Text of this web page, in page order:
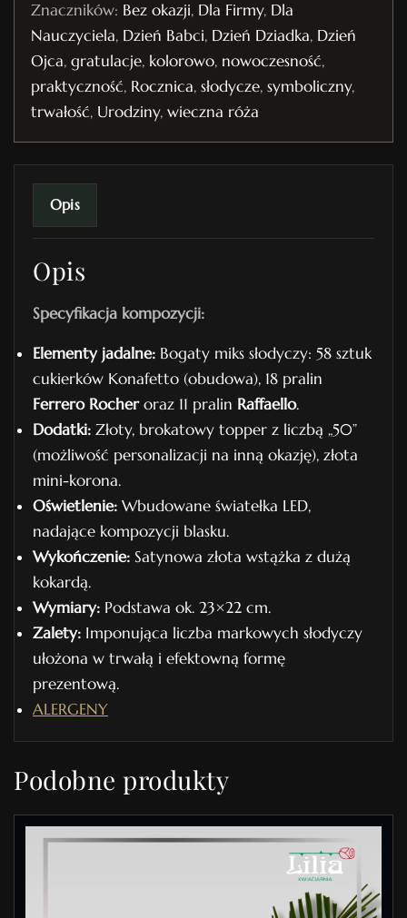
u
k
i
e
t
n
r
.
1
2
Znaczników: Bez okazji, Dla Firmy, Dla
Nauczyciela, Dzień Babci, Dzień Dziadka, Dzień
Ojca, gratulacje, kolorowo, nowoczesność,
praktyczność, Rocznica, słodycze, symboliczny,
trwałość, Urodziny, wieczna róża
Opis
Opis
Specyfikacja kompozycji:
Elementy jadalne: Bogaty miks słodyczy: 58 sztuk
cukierków Konafetto (obudowa), 18 pralin
Ferrero Rocheroraz 11 pralin Raffaello.
Dodatki: Złoty, brokatowy topper z liczbą „50”
(możliwość personalizacji na inną okazję), złota
mini-korona.
Oświetlenie: Wbudowane światełka LED,
nadające kompozycji blasku.
Wykończenie: Satynowa złota wstążka z dużą
kokardą.
Wymiary: Podstawa ok. 23×22 cm.
Zalety: Imponująca liczba markowych słodyczy
ułożona w trwałą i efektowną formę
prezentową.
ALERGENY
Podobne produkty